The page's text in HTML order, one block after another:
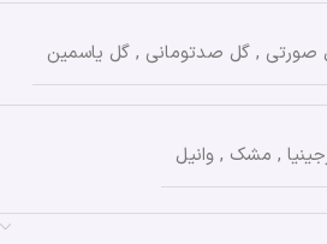
صورتی , گل صدتومانی , گل یاسمین
, مشک , وانیل